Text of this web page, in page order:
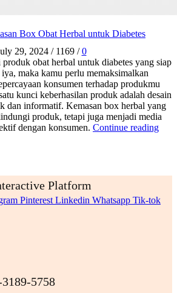
Box Obat Herbal untuk Diabetes
29, 2024 / 1169 / 0
obat herbal untuk diabetes yang siap
maka kamu perlu memaksimalkan
konsumen terhadap produkmu
kunci keberhasilan produk adalah desain
dan informatif. Kemasan box herbal yang
produk, tetapi juga menjadi media
dengan konsumen. Continue reading
Platform
Pinterest Linkedin Whatsapp Tik-tok
5758